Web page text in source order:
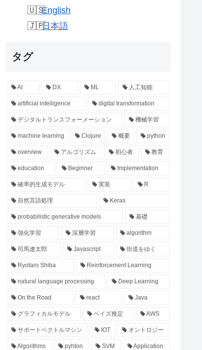
English
日本語
タグ
AI DX ML 人工知能
artificial intelligence digital transformation
デジタルトランスフォーメーション 機械学習
machine learning Clojure 概要 python
overview アルゴリズム 初心者 教育
education Beginner Implementation
確率的生成モデル 実装 R
自然言語処理 Keras
probabilistic generative models 基礎
強化学習 深層学習 algorithm
司馬遼太郎 Javascript 街道をゆく
Ryotaro Shiba Reinforcement Learning
natural language processing Deep Learning
On the Road react Java
グラフィカルモデル ベイズ推定 AWS
サポートベクトルマシン IOT オントロジー
Algorithms pyhton SVM Application